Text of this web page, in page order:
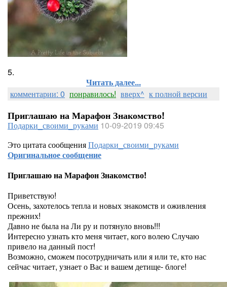
5.
Читать далее...
комментарии: 0 понравилось! вверх^ к полной версии
Приглашаю на Марафон Знакомство!
Подарки_своими_руками 10-09-2019 09:45
Это цитата сообщенияПодарки_своими_руками
Оригинальное сообщение
Приглашаю на Марафон Знакомство!
Приветствую!
Осень, захотелось тепла и новых знакомств и оживления
прежних!
Давно не была на Ли ру и потянуло вновь!!!
Интересно узнать кто меня читает, кого волею Случаю
привело на данный пост!
Возможно, сможем посотрудничать или я или те, кто нас
сейчас читает, узнает о Вас и вашем детище- блоге!